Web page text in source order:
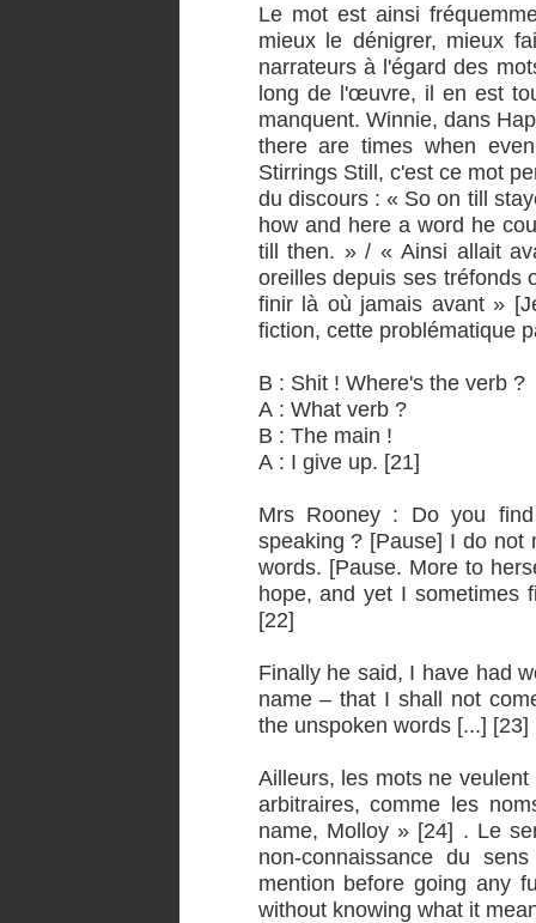
Le mot est ainsi
mieux le dénigrer, mieux
narrateurs à l'égard des
long de l'œuvre, il en est
manquent. Winnie, dans
there are times when
Stirrings Still, c'est ce mot
du discours : « So on till
how and here a word he
till then. » / « Ainsi allait
oreilles depuis ses tréfonds
finir là où jamais avant »
fiction, cette problématique
B : Shit ! Where's the verb ?
A : What verb ?
B : The main !
A : I give up. [21]
Mrs Rooney : Do you
speaking ? [Pause] I do not
words. [Pause. More to
hope, and yet I sometimes
[22]
Finally he said, I have had
name – that I shall not
the unspoken words [...] [23]
Ailleurs, les mots ne
arbitraires, comme les
name, Molloy » [24] . Le
non-connaissance du
mention before going any
without knowing what it